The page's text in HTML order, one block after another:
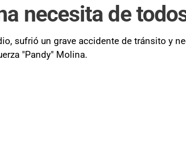
necesita de
sufrió un grave accidente de tránsito y
"Pandy" Molina.